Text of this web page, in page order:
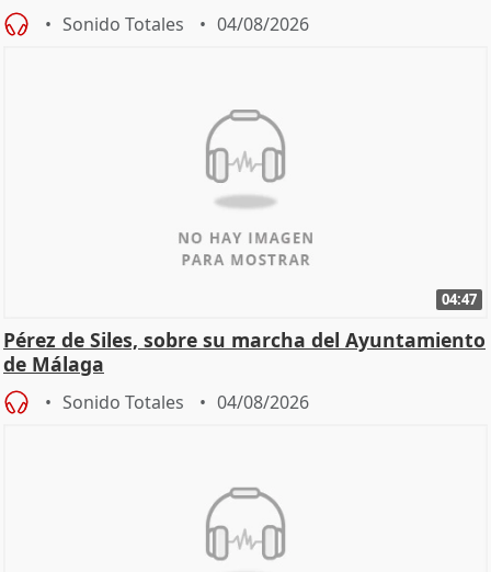
Sonido Totales 04/08/2026
04:47
Pérez de Siles, sobre su marcha del Ayuntamiento
de Málaga
Sonido Totales 04/08/2026